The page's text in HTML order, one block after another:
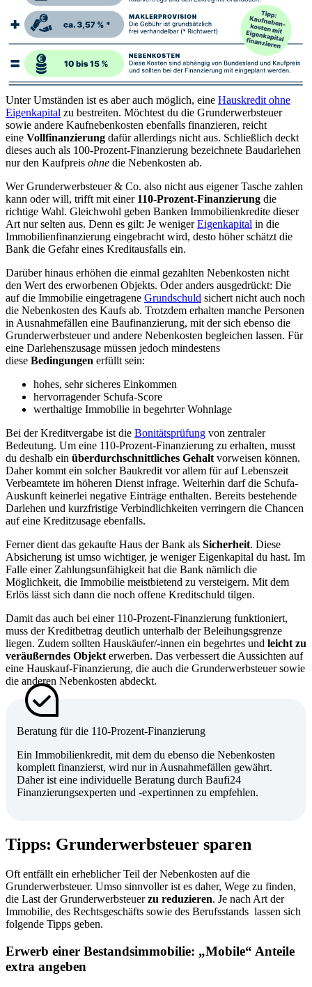
Unter Umständen ist es aber auch möglich, eine Hauskredit ohne
Eigenkapital zu bestreiten. Möchtest du die Grunderwerbsteuer
sowie andere Kaufnebenkosten ebenfalls finanzieren, reicht
eine Vollfinanzierung dafür allerdings nicht aus. Schließlich deckt
dieses auch als 100-Prozent-Finanzierung bezeichnete Baudarlehen
nur den Kaufpreis ohne die Nebenkosten ab.
Wer Grunderwerbsteuer & Co. also nicht aus eigener Tasche zahlen
kann oder will, trifft mit einer 110-Prozent-Finanzierung die
richtige Wahl. Gleichwohl geben Banken Immobilienkredite dieser
Art nur selten aus. Denn es gilt: Je weniger Eigenkapital in die
Immobilienfinanzierung eingebracht wird, desto höher schätzt die
Bank die Gefahr eines Kreditausfalls ein.
Darüber hinaus erhöhen die einmal gezahlten Nebenkosten nicht
den Wert des erworbenen Objekts. Oder anders ausgedrückt: Die
auf die Immobilie eingetragene Grundschuld sichert nicht auch noch
die Nebenkosten des Kaufs ab. Trotzdem erhalten manche Personen
in Ausnahmefällen eine Baufinanzierung, mit der sich ebenso die
Grunderwerbsteuer und andere Nebenkosten begleichen lassen. Für
eine Darlehenszusage müssen jedoch mindestens
diese Bedingungen erfüllt sein:
hohes, sehr sicheres Einkommen
hervorragender Schufa-Score
werthaltige Immobilie in begehrter Wohnlage
Bei der Kreditvergabe ist die Bonitätsprüfung von zentraler
Bedeutung. Um eine 110-Prozent-Finanzierung zu erhalten, musst
du deshalb ein überdurchschnittliches Gehalt vorweisen können.
Daher kommt ein solcher Baukredit vor allem für auf Lebenszeit
Verbeamtete im höheren Dienst infrage. Weiterhin darf die Schufa-
Auskunft keinerlei negative Einträge enthalten. Bereits bestehende
Darlehen und kurzfristige Verbindlichkeiten verringern die Chancen
auf eine Kreditzusage ebenfalls.
Ferner dient das gekaufte Haus der Bank als Sicherheit. Diese
Absicherung ist umso wichtiger, je weniger Eigenkapital du hast. Im
Falle einer Zahlungsunfähigkeit hat die Bank nämlich die
Möglichkeit, die Immobilie meistbietend zu versteigern. Mit dem
Erlös lässt sich dann die noch offene Kreditschuld tilgen.
Damit das auch bei einer 110-Prozent-Finanzierung funktioniert,
muss der Kreditbetrag deutlich unterhalb der Beleihungsgrenze
liegen. Zudem sollten Hauskäufer/-innen ein begehrtes und leicht zu
veräußerndes Objekt erwerben. Das verbessert die Aussichten auf
eine Hauskauf-Finanzierung, die auch die Grunderwerbsteuer sowie
die anderen Nebenkosten abdeckt.
Beratung für die 110-Prozent-Finanzierung
Ein Immobilienkredit, mit dem du ebenso die Nebenkosten
komplett finanzierst, wird nur in Ausnahmefällen gewährt.
Daher ist eine individuelle Beratung durch Baufi24
Finanzierungsexperten und -expertinnen zu empfehlen.
Tipps: Grunderwerbsteuer sparen
Oft entfällt ein erheblicher Teil der Nebenkosten auf die
Grunderwerbsteuer. Umso sinnvoller ist es daher, Wege zu finden,
die Last der Grunderwerbsteuer zu reduzieren. Je nach Art der
Immobilie, des Rechtsgeschäfts sowie des Berufsstands lassen sich
folgende Tipps geben.
Erwerb einer Bestandsimmobilie: „Mobile“ Anteile
extra angeben